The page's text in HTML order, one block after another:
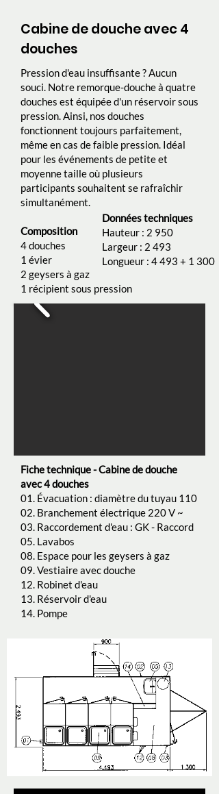
Cabine de douche avec 4
douches
Pression d'eau insuffisante ? Aucun
souci. Notre remorque-douche à quatre
douches est équipée d'un réservoir sous
pression. Ainsi, nos douches
fonctionnent toujours parfaitement,
même en cas de faible pression. Idéal
pour les événements de petite et
moyenne taille où plusieurs
participants souhaitent se rafraîchir
simultanément.
Composition
4 douches
1 évier
2 geysers à gaz
1 récipient sous pression
Données techniques
Hauteur : 2 950
Largeur : 2 493
Longueur : 4 493 + 1 300
Fiche technique - Cabine de douche
avec 4 douches
01. Évacuation : diamètre du tuyau 110
02. Branchement électrique 220 V ~
03. Raccordement d'eau : GK - Raccord
05. Lavabos
08. Espace pour les geysers à gaz
09. Vestiaire avec douche
12. Robinet d'eau
13. Réservoir d'eau
14. Pompe